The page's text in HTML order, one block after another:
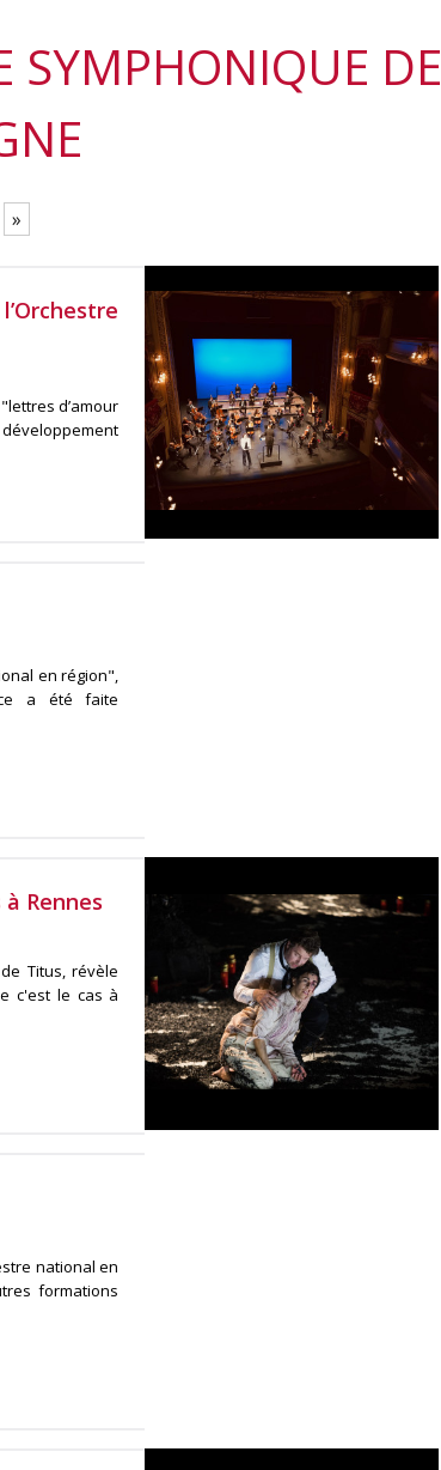
SYMPHONIQUE DE
»
d’amour
en région",
a été faite
Rennes
Titus, révèle
c'est le cas à
national en
formations